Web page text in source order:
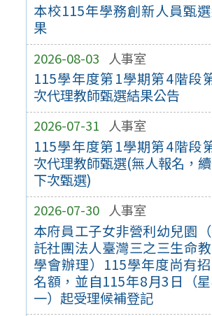
本校115年學務創新人員甄
果
2026-08-03 人事室
115學年度第1學期第4階段
次代理教師甄選結果公告
2026-07-31 人事室
115學年度第1學期第4階段
次代理教師甄選(無人報名，
下次甄選)
2026-07-30 人事室
本府員工子女非營利幼兒園
託社團法人臺灣三之三生命
學會辦理）115學年度尚有
名額，並自115年8月3日（
一）起受理候補登記